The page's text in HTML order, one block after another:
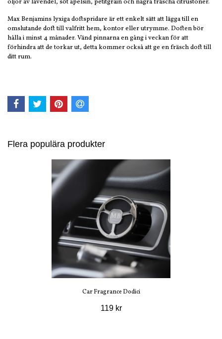
oljor av lavendel, söt apelsin, petitgrain och några fräscha citrustoner.
Max Benjamins lyxiga doftspridare är ett enkelt sätt att lägga till en
omslutande doft till valfritt hem, kontor eller utrymme. Doften bör
hålla i minst 4 månader. Vänd pinnarna en gång i veckan för att
förhindra att de torkar ut, detta kommer också att ge en fräsch doft till
ditt rum.
Flera populära produkter
Car Fragrance Dodici
119 kr